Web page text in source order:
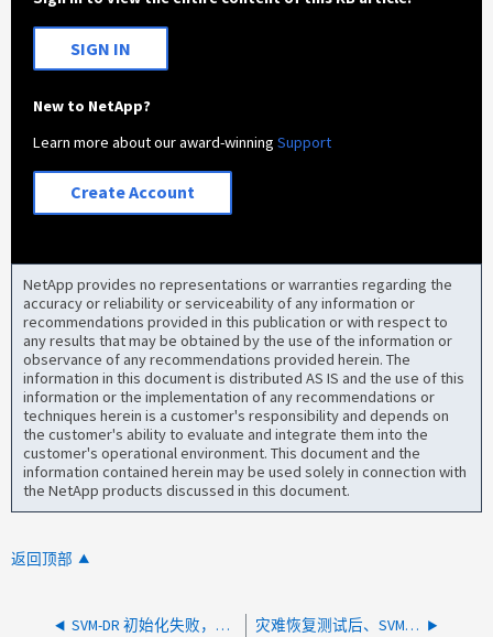
SIGN IN
New to NetApp?
Learn more about our award-winningSupport
Create Account
NetApp provides no representations or warranties regarding the
accuracy or reliability or serviceability of any information or
recommendations provided in this publication or with respect to
any results that may be obtained by the use of the information or
observance of any recommendations provided herein. The
information in this document is distributed AS IS and the use of this
information or the implementation of any recommendations or
techniques herein is a customer's responsibility and depends on
the customer's ability to evaluate and integrate them into the
customer's operational environment. This document and the
information contained herein may be used solely in connection with
the NetApp products discussed in this document.
返回顶部
SVM-DR 初始化失败，出现"重复条目"且未复制卷 灾难恢复测试后、SVM DR初始化失败、并显示重复条目